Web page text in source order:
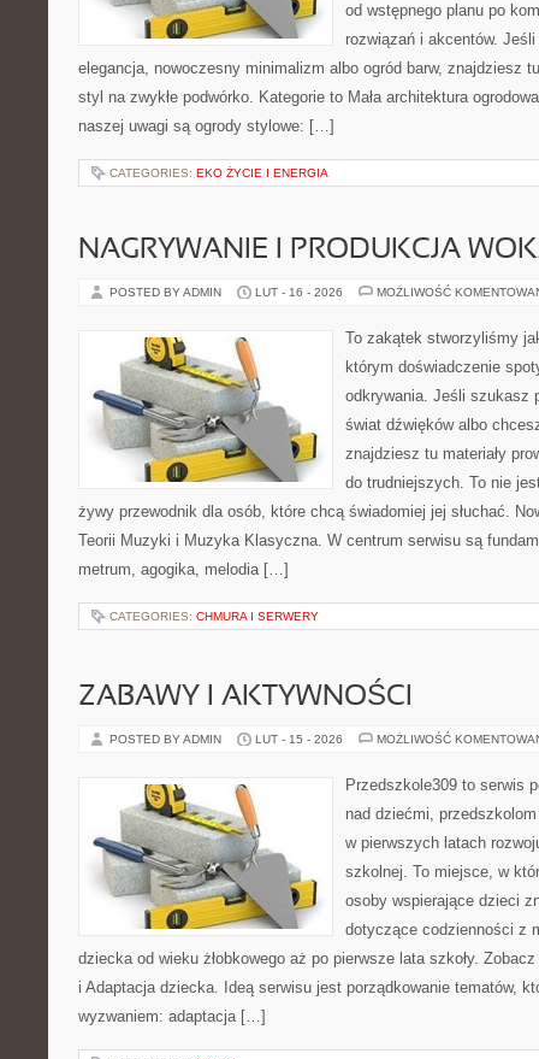
od wstępnego planu po
rozwiązań i akcentów.
elegancja, nowoczesny minimalizm albo ogród barw, znajdziesz
styl na zwykłe podwórko. Kategorie to Mała architektura
naszej uwagi są ogrody stylowe: […]
CATEGORIES: EKO ŻYCIE I ENERGIA
NAGRYWANIE I PRODUKCJA
POSTED BY ADMIN LUT - 16 - 2026 MOŻLIWOŚĆ
To zakątek stworzyliśmy
którym doświadczenie
odkrywania. Jeśli szukasz
świat dźwięków albo
znajdziesz tu materiały
do trudniejszych. To nie
żywy przewodnik dla osób, które chcą świadomiej jej słuchać.
Teorii Muzyki i Muzyka Klasyczna. W centrum serwisu są
metrum, agogika, melodia […]
CATEGORIES: CHMURA I SERWERY
ZABAWY I AKTYWNOŚCI
POSTED BY ADMIN LUT - 15 - 2026 MOŻLIWOŚĆ
Przedszkole309 to serwis
nad dziećmi,
w pierwszych latach
szkolnej. To miejsce, w
osoby wspierające dzieci
dotyczące codzienności z
dziecka od wieku żłobkowego aż po pierwsze lata szkoły.
i Adaptacja dziecka. Ideą serwisu jest porządkowanie tematów,
wyzwaniem: adaptacja […]